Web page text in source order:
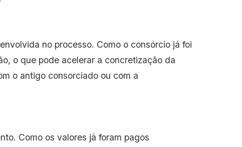
no processo. Como o consórcio já foi
o que pode acelerar a concretização da
o antigo consorciado ou com a
Como os valores já foram pagos